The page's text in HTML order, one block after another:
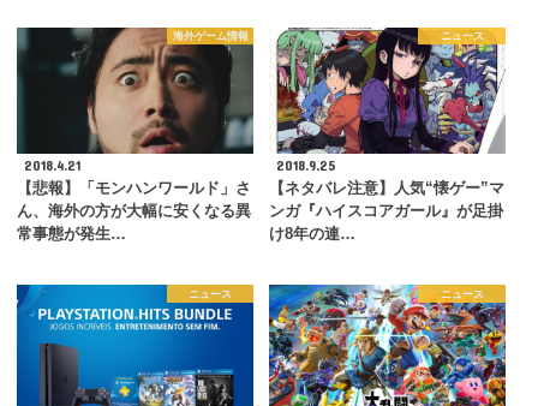
海外ゲーム情報
2018.4.21
【悲報】「モンハンワールド」さ
ん、海外の方が大幅に安くなる異
常事態が発生…
ニュース
2018.9.25
【ネタバレ注意】人気“懐ゲー”マ
ンガ『ハイスコアガール』が足掛
け8年の連…
ニュース ニュース